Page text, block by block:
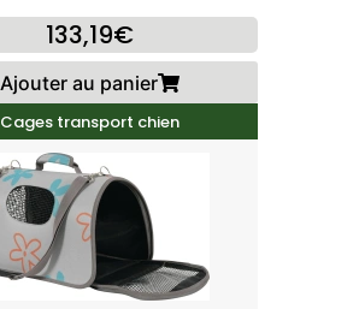
133,19€
Ajouter au panier
Cages transport chien